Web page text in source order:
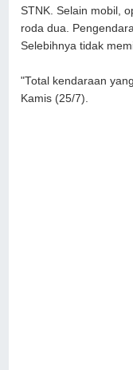
STNK. Selain mobil,
roda dua.
Selebihnya tidak
"Total kendaraan
Kamis (25/7).